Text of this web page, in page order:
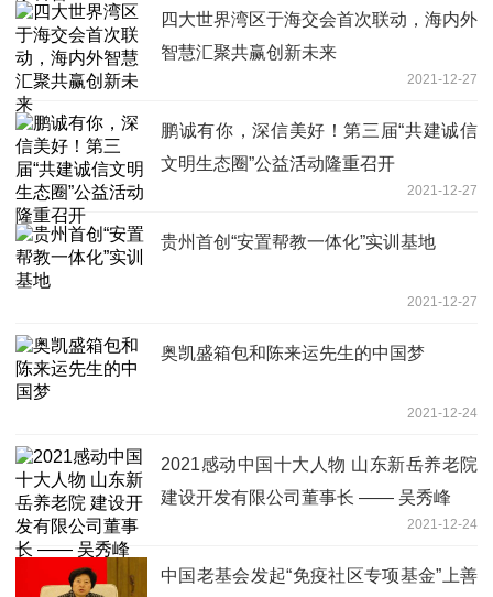
四大世界湾区于海交会首次联动，海内外
智慧汇聚共赢创新未来
2021-12-27
鹏诚有你，深信美好！第三届“共建诚信
文明生态圈”公益活动隆重召开
2021-12-27
贵州首创“安置帮教一体化”实训基地
2021-12-27
奥凯盛箱包和陈来运先生的中国梦
2021-12-24
2021感动中国十大人物 山东新岳养老院
建设开发有限公司董事长 —— 吴秀峰
2021-12-24
中国老基会发起“免疫社区专项基金”上善